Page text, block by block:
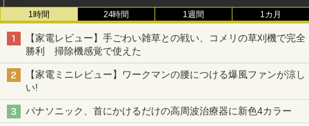
1時間 24時間 1週間 1カ月
【家電レビュー】手ごわい雑草との戦い、コメリの草刈機で完全
勝利 掃除機感覚で使えた
【家電ミニレビュー】ワークマンの腰につける爆風ファンが涼し
い!
パナソニック、首にかけるだけの高周波治療器に新色4カラー